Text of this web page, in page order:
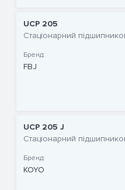
UCP 205
Стаціонарний
Бренд:
FBJ
UCP 205 J
Стаціонарний
Бренд:
KOYO